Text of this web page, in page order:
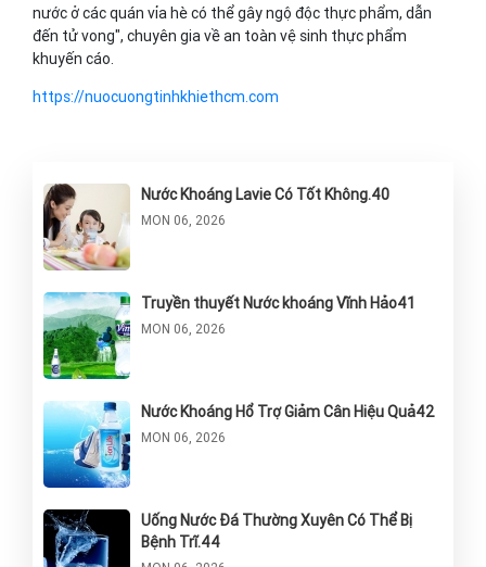
nước ở các quán vỉa hè có thể gây ngộ độc thực phẩm, dẫn
đến tử vong", chuyên gia về an toàn vệ sinh thực phẩm
khuyến cáo.
https://nuocuongtinhkhiethcm.com
Nước Khoáng Lavie Có Tốt Không.40
MON 06, 2026
Truyền thuyết Nước khoáng Vĩnh Hảo41
MON 06, 2026
Nước Khoáng Hổ Trợ Giảm Cân Hiệu Quả42
MON 06, 2026
Uống Nước Đá Thường Xuyên Có Thể Bị
Bệnh Trĩ.44